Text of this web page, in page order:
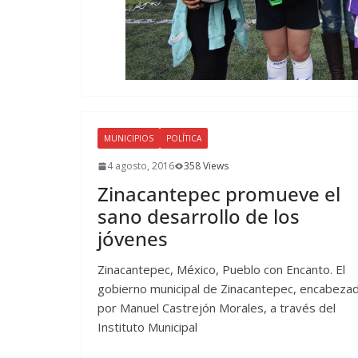
MUNICIPIOS POLÍTICA
4 agosto, 2016 358 Views
Zinacantepec promueve el
sano desarrollo de los
jóvenes
Zinacantepec, México, Pueblo con Encanto. El
gobierno municipal de Zinacantepec,
por Manuel Castrejón Morales, a través del
Instituto Municipal